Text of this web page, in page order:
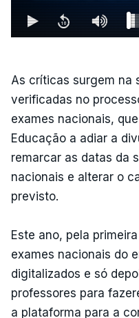
As críticas surgem na
verificadas no
exames nacionais,
Educação a adiar a
remarcar as datas da
nacionais e alterar o
previsto.
Este ano, pela
exames nacionais do
digitalizados e só
professores para
a plataforma para a